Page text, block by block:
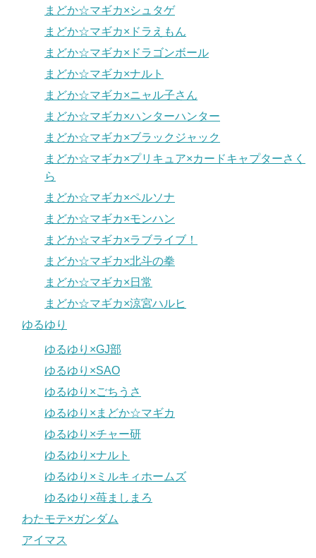
まどか☆マギカ×シュタゲ
まどか☆マギカ×ドラえもん
まどか☆マギカ×ドラゴンボール
まどか☆マギカ×ナルト
まどか☆マギカ×ニャル子さん
まどか☆マギカ×ハンターハンター
まどか☆マギカ×ブラックジャック
まどか☆マギカ×プリキュア×カードキャプターさく
ら
まどか☆マギカ×ペルソナ
まどか☆マギカ×モンハン
まどか☆マギカ×ラブライブ！
まどか☆マギカ×北斗の拳
まどか☆マギカ×日常
まどか☆マギカ×涼宮ハルヒ
ゆるゆり
ゆるゆり×GJ部
ゆるゆり×SAO
ゆるゆり×ごちうさ
ゆるゆり×まどか☆マギカ
ゆるゆり×チャー研
ゆるゆり×ナルト
ゆるゆり×ミルキィホームズ
ゆるゆり×苺ましまろ
わたモテ×ガンダム
アイマス